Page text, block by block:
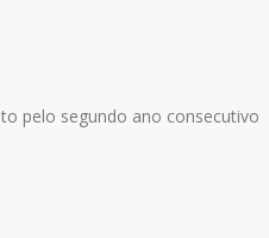
pelo segundo ano consecutivo